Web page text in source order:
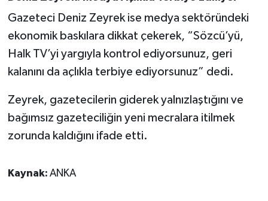
Gazeteci Deniz Zeyrek ise medya sektöründeki
ekonomik baskılara dikkat çekerek, “Sözcü’yü,
Halk TV’yi yargıyla kontrol ediyorsunuz, geri
kalanını da açlıkla terbiye ediyorsunuz” dedi.
Zeyrek, gazetecilerin giderek yalnızlaştığını ve
bağımsız gazeteciliğin yeni mecralara itilmek
zorunda kaldığını ifade etti.
Kaynak: ANKA